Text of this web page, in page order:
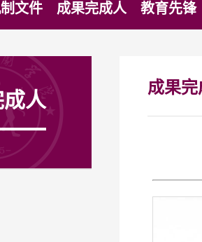
文件 成果完成人 教育先锋
人
成果完